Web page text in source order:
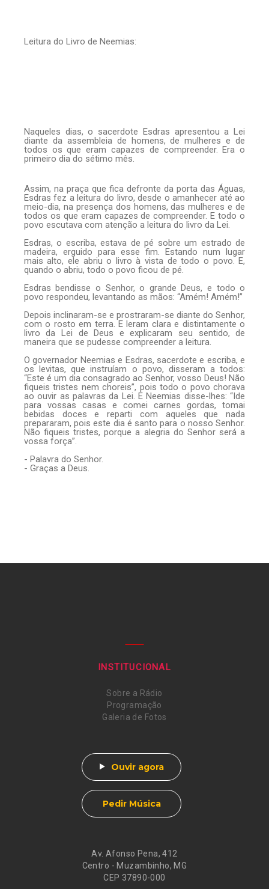
Leitura do Livro de Neemias:
Naqueles dias, o sacerdote Esdras apresentou a Lei
diante da assembleia de homens, de mulheres e de
todos os que eram capazes de compreender. Era o
primeiro dia do sétimo mês.
Assim, na praça que fica defronte da porta das Águas,
Esdras fez a leitura do livro, desde o amanhecer até ao
meio-dia, na presença dos homens, das mulheres e de
todos os que eram capazes de compreender. E todo o
povo escutava com atenção a leitura do livro da Lei.
Esdras, o escriba, estava de pé sobre um estrado de
madeira, erguido para esse fim. Estando num lugar
mais alto, ele abriu o livro à vista de todo o povo. E,
quando o abriu, todo o povo ficou de pé.
Esdras bendisse o Senhor, o grande Deus, e todo o
povo respondeu, levantando as mãos: “Amém! Amém!”
Depois inclinaram-se e prostraram-se diante do Senhor,
com o rosto em terra. E leram clara e distintamente o
livro da Lei de Deus e explicaram seu sentido, de
maneira que se pudesse compreender a leitura.
O governador Neemias e Esdras, sacerdote e escriba, e
os levitas, que instruíam o povo, disseram a todos:
“Este é um dia consagrado ao Senhor, vosso Deus! Não
fiqueis tristes nem choreis”, pois todo o povo chorava
ao ouvir as palavras da Lei. E Neemias disse-lhes: “Ide
para vossas casas e comei carnes gordas, tomai
bebidas doces e reparti com aqueles que nada
prepararam, pois este dia é santo para o nosso Senhor.
Não fiqueis tristes, porque a alegria do Senhor será a
vossa força”.
- Palavra do Senhor.
- Graças a Deus.
Av. Afonso Pena, 412
Centro - Muzambinho, MG
CEP 37890-000
INSTITUCIONAL
Sobre a Rádio
Programação
Galeria de Fotos
Ouvir agora
Pedir Música